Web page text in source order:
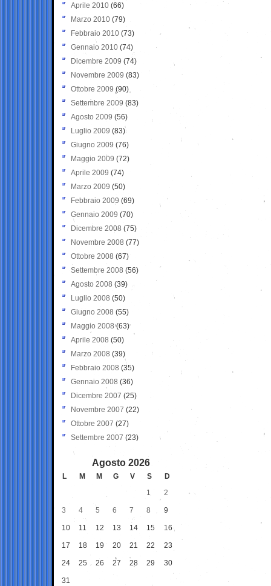
Aprile 2010 (66)
Marzo 2010 (79)
Febbraio 2010 (73)
Gennaio 2010 (74)
Dicembre 2009 (74)
Novembre 2009 (83)
Ottobre 2009 (90)
Settembre 2009 (83)
Agosto 2009 (56)
Luglio 2009 (83)
Giugno 2009 (76)
Maggio 2009 (72)
Aprile 2009 (74)
Marzo 2009 (50)
Febbraio 2009 (69)
Gennaio 2009 (70)
Dicembre 2008 (75)
Novembre 2008 (77)
Ottobre 2008 (67)
Settembre 2008 (56)
Agosto 2008 (39)
Luglio 2008 (50)
Giugno 2008 (55)
Maggio 2008(63)
Aprile 2008 (50)
Marzo 2008 (39)
Febbraio 2008 (35)
Gennaio 2008 (36)
Dicembre 2007 (25)
Novembre 2007 (22)
Ottobre 2007 (27)
Settembre 2007 (23)
Agosto 2026
L M M G V S
D
1
2
3 4 5 6 7 8 9
10 11 12 13 14 15 16
17 18 19 20 21 22 23
24 25 26 27 28 29 30
31